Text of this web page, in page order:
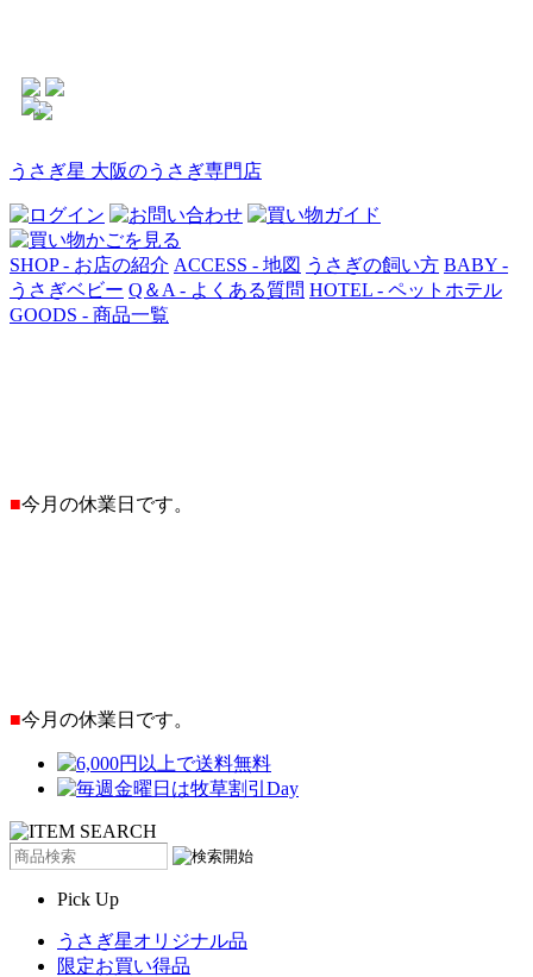
うさぎ星 大阪のうさぎ専門店
SHOP - お店の紹介 ACCESS - 地図 うさぎの飼い方 BABY -
うさぎベビー Q＆A - よくある質問 HOTEL - ペットホテル
GOODS - 商品一覧
■今月の休業日です。
■今月の休業日です。
Pick Up
うさぎ星オリジナル品
限定お買い得品